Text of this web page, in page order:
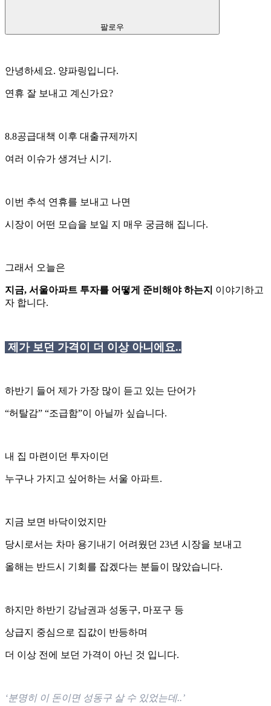
팔로우
안녕하세요. 양파링입니다.
연휴 잘 보내고 계신가요?
8.8공급대책 이후 대출규제까지
여러 이슈가 생겨난 시기.
이번 추석 연휴를 보내고 나면
시장이 어떤 모습을 보일 지 매우 궁금해 집니다.
그래서 오늘은
지금, 서울아파트 투자를 어떻게 준비해야 하는지 이야기하고
자 합니다.
제가 보던 가격이 더 이상 아니에요..
하반기 들어 제가 가장 많이 듣고 있는 단어가
“허탈감” “조급함”이 아닐까 싶습니다.
내 집 마련이던 투자이던
누구나 가지고 싶어하는 서울 아파트.
지금 보면 바닥이었지만
당시로서는 차마 용기내기 어려웠던 23년 시장을 보내고
올해는 반드시 기회를 잡겠다는 분들이 많았습니다.
하지만 하반기 강남권과 성동구, 마포구 등
상급지 중심으로 집값이 반등하며
더 이상 전에 보던 가격이 아닌 것 입니다.
‘분명히 이 돈이면 성동구 살 수 있었는데..’